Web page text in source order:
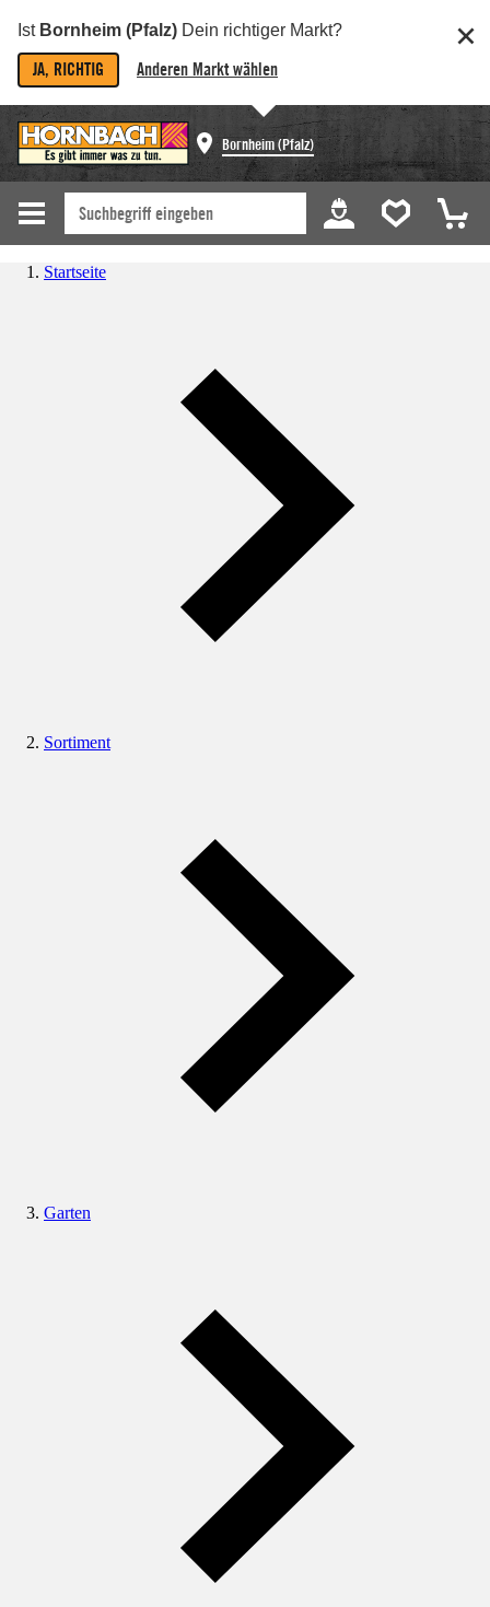
Ist Bornheim (Pfalz) Dein richtiger Markt?
JA, RICHTIG Anderen Markt wählen
Bornheim (Pfalz)
Startseite
Sortiment
Garten